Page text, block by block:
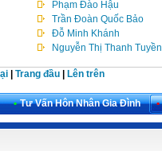
Phạm Đào Hậu
Trần Đoàn Quốc Bảo
Đỗ Minh Khánh
Nguyễn Thị Thanh Tuyền
| Trang đầu| Lên trên
• Tư Vấn Hôn Nhân Gia Đình •